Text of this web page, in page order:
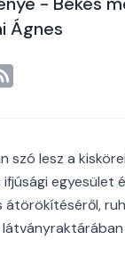
Ágnes
szó lesz a
egyesület
átörökítéséről,